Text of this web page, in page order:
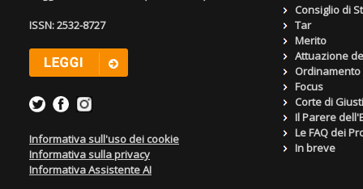
ISSN: 2532-8727
Informativa sull'uso dei cookie
Informativa sulla privacy
Informativa Assistente AI
Consiglio di
Tar
Merito
Attuazione
Focus
Corte di
Il Parere
Le FAQ dei
In breve